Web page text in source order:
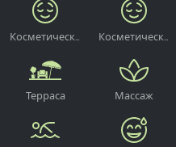
Косметическая
Косметическая
Терраса Массаж